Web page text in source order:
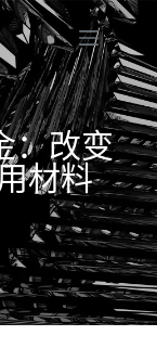
：改变
材料